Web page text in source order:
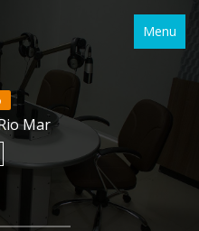
Menu
Mar